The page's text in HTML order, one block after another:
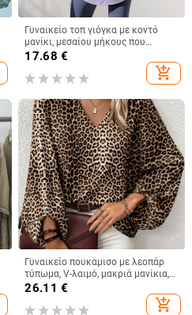
Γυναικείο τοπ γιόγκα με κοντό
μανίκι, μεσαίου μήκους που
καλύπτει τους γοφούς,
αδυνατιστικό, γρήγορο στέγνωμα
και αναπνεύσιμο.
17.68 €
add_shopping_cart
Γυναικείο πουκάμισο με λεοπάρ
τύπωμα, V-λαιμό, μακριά μανίκια,
πολυεστέρας
26.11 €
add_shopping_cart